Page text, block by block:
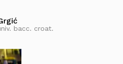
bacc. croat.